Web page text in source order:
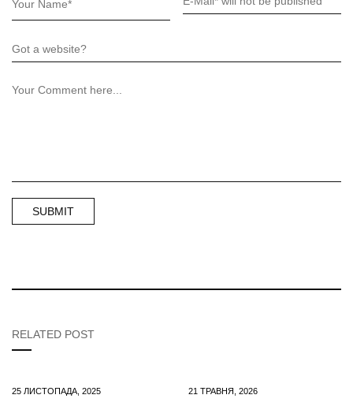
RELATED POST
25 ЛИСТОПАДА, 2025 21 ТРАВНЯ, 2026